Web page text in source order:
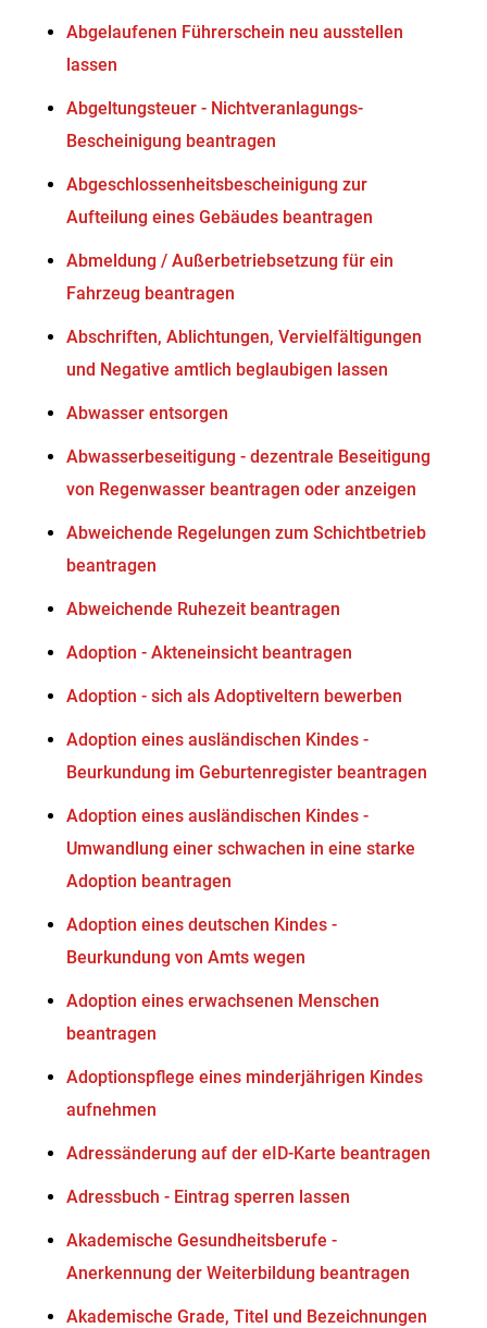
Abgelaufenen Führerschein neu ausstellen
lassen
Abgeltungsteuer - Nichtveranlagungs-
Bescheinigung beantragen
Abgeschlossenheitsbescheinigung zur
Aufteilung eines Gebäudes beantragen
Abmeldung / Außerbetriebsetzung für ein
Fahrzeug beantragen
Abschriften, Ablichtungen, Vervielfältigungen
und Negative amtlich beglaubigen lassen
Abwasser entsorgen
Abwasserbeseitigung - dezentrale Beseitigung
von Regenwasser beantragen oder anzeigen
Abweichende Regelungen zum Schichtbetrieb
beantragen
Abweichende Ruhezeit beantragen
Adoption - Akteneinsicht beantragen
Adoption - sich als Adoptiveltern bewerben
Adoption eines ausländischen Kindes -
Beurkundung im Geburtenregister beantragen
Adoption eines ausländischen Kindes -
Umwandlung einer schwachen in eine starke
Adoption beantragen
Adoption eines deutschen Kindes -
Beurkundung von Amts wegen
Adoption eines erwachsenen Menschen
beantragen
Adoptionspflege eines minderjährigen Kindes
aufnehmen
Adressänderung auf der eID-Karte beantragen
Adressbuch - Eintrag sperren lassen
Akademische Gesundheitsberufe -
Anerkennung der Weiterbildung beantragen
Akademische Grade, Titel und Bezeichnungen